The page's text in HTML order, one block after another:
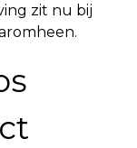
zit nu bij